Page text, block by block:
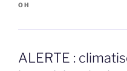
OH
ALERTE :